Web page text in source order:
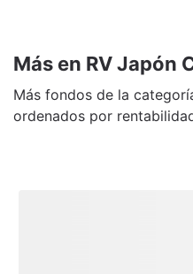
Más en RV Japón
Más fondos de la
ordenados por